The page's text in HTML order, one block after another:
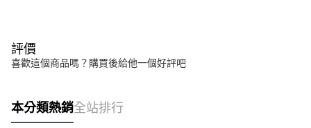
評價
喜歡這個商品嗎？購買後給他一個好評吧
本分類熱銷全站排行